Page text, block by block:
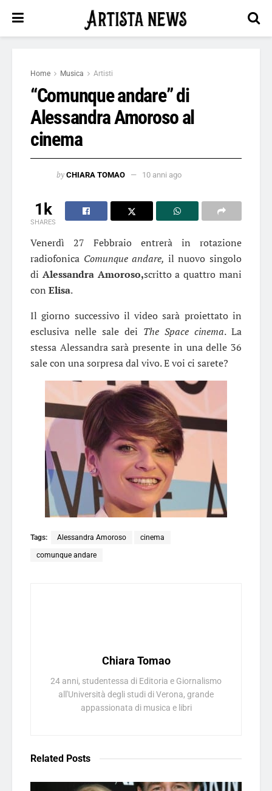
Home Musica Artisti
“Comunque andare” di
Alessandra Amoroso al
cinema
by CHIARA TOMAO 10 anni ago
1k
SHARES
Venerdì 27 Febbraio entrerà in rotazione
radiofonica Comunque andare, il nuovo singolo
di Alessandra Amoroso,scritto a quattro mani
con Elisa.
Il giorno successivo il video sarà proiettato in
esclusiva nelle sale dei The Space cinema. La
stessa Alessandra sarà presente in una delle 36
sale con una sorpresa dal vivo. E voi ci sarete?
Tags: Alessandra Amoroso cinema
comunque andare
Chiara Tomao
24 anni, studentessa di Editoria e Giornalismo
all'Università degli studi di Verona, grande
appassionata di musica e libri
Related Posts